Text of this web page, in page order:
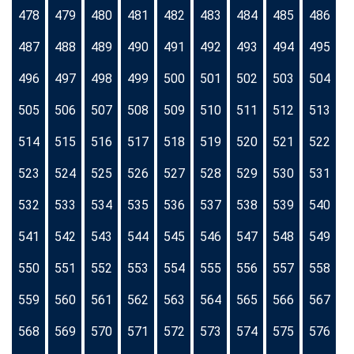
478 479 480 481 482 483 484 485 486
487 488 489 490 491 492 493 494 495
496 497 498 499 500 501 502 503 504
505 506 507 508 509 510 511 512 513
514 515 516 517 518 519 520 521 522
523 524 525 526 527 528 529 530 531
532 533 534 535 536 537 538 539 540
541 542 543 544 545 546 547 548 549
550 551 552 553 554 555 556 557 558
559 560 561 562 563 564 565 566 567
568 569 570 571 572 573 574 575 576